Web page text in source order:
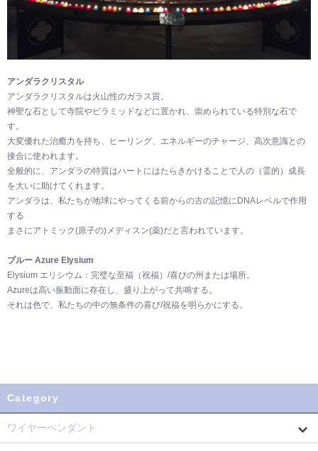
アンダラクリスタル
アンダラクリスタルは火山性のガラス質。
神聖な石として寺院やピラミッドなどに置かれ、崇められている特別な石で
す。
大変優れた治癒力を持ち、ヒーリング、エネルギーのチャージ、高次意識との
接合に使われます。
全般的に、アンダラの特質はハートにはたらきかけることで人の（霊的）成長
を大いに助けてくれます。
アンダラは、私たちが地球にやってくる前からの古の記憶にDNAレベルで作用
する
まさにアトミック(原子の)メディスン(薬)だと言われています。
ブルー Azure Elysium
Elysium エリシウム：完璧な至福（祝福）/喜びの州または場所。
Azureは高い振動面に存在し、盛り上がって共鳴する。
それは色で、私たちの中の無条件の喜び/祝福を明らかにする。
Category
ワイヤーペンダント